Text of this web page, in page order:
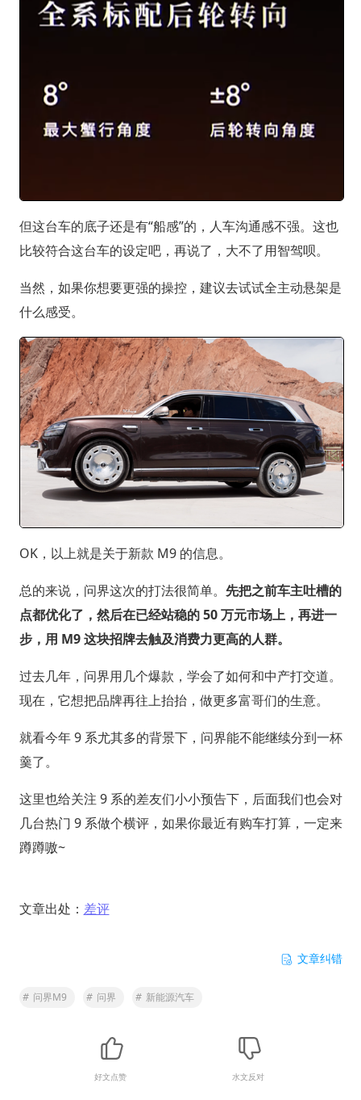
但这台车的底子还是有“船感”的，人车沟通感不强。这也
比较符合这台车的设定吧，再说了，大不了用智驾呗。
当然，如果你想要更强的操控，建议去试试全主动悬架是
什么感受。
OK，以上就是关于新款 M9 的信息。
总的来说，问界这次的打法很简单。 先把之前车主吐槽的
点都优化了，然后在已经站稳的 50 万元市场上，再进一
步，用 M9 这块招牌去触及消费力更高的人群。
过去几年，问界用几个爆款，学会了如何和中产打交道。
现在，它想把品牌再往上抬抬，做更多富哥们的生意。
就看今年 9 系尤其多的背景下，问界能不能继续分到一杯
羹了。
这里也给关注 9 系的差友们小小预告下，后面我们也会对
几台热门 9 系做个横评，如果你最近有购车打算，一定来
蹲蹲嗷~
文章出处： 差评
文章纠错
# 问界M9 # 问界 # 新能源汽车
好文点赞 水文反对